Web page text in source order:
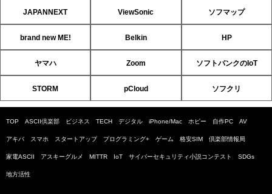
JAPANNEXT ViewSonic ソフマップ
brand new ME! Belkin HP
ヤマハ Zoom ソフトバンクのIoT
STORM pCloud ソフクリ
TOP ASCII倶楽部 ビジネス TECH デジタル iPhone/Mac ホビー 自作PC AV
アキバ スマホ スタートアップ プログラミング+ ゲーム 格安SIM 倶楽部情報局
家電ASCII アスキーグルメ MITTR IoT サイバーセキュリティ小説コンテスト SDGs
地方活性